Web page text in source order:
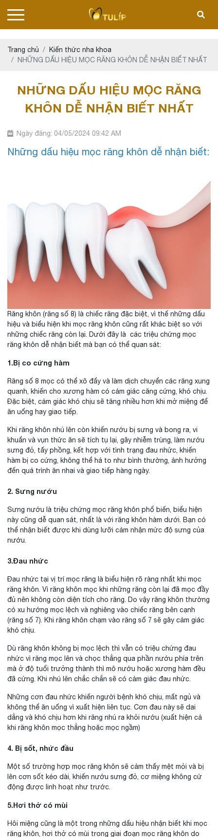
Trang chủ
Kiến thức nha khoa
NHỮNG DẤU HIỆU MỌC RĂNG KHÔN DỄ NHẬN BIẾT NHẤT
NHỮNG DẤU HIỆU MỌC RĂNG
KHÔN DỄ NHẬN BIẾT NHẤT
Ngày đăng: 04/05/2024 09:42 AM
Những dấu hiệu mọc răng khôn dễ nhận biết:
Răng khôn (răng số 8) là chiếc răng đặc biệt, vì thế những dấu
hiệu và biểu hiện khi mọc răng khôn cũng rất khác biệt so với
những chiếc răng còn lại. Dưới đây là các triệu chứng mọc
răng khôn dễ nhận biết mà bạn có thể quan sát:
1.Bị co cứng hàm
Răng số 8 mọc có thể xô đẩy và làm dịch chuyển các răng xung
quanh, khiến cho xương hàm có cảm giác căng cứng, khó chịu.
Đặc biệt, cảm giác khó chịu sẽ tăng nhiều hơn khi mở miệng để
ăn uống hay giao tiếp.
Khi răng khôn nhú lên còn khiến nướu bị sưng và bong ra, vi
khuẩn và vụn thức ăn sẽ tích tụ lại, gây nhiễm trùng, làm nướu
sưng đỏ, tấy phồng, kết hợp với tình trạng đau nhức, khiến
hàm bị co cứng, không thể há to như bình thường, ảnh hưởng
đến quá trình ăn nhai và giao tiếp hàng ngày.
2. Sưng nướu
Sưng nướu là triệu chứng mọc răng khôn phổ biến, biểu hiện
này cũng dễ quan sát, nhất là với răng khôn hàm dưới. Bạn có
thể nhận biết được khi dùng lưỡi cảm nhận mức độ sưng của
nướu.
3.Đau nhức
Đau nhức tại vị trí mọc răng là biểu hiện rõ ràng nhất khi mọc
răng khôn. Vì răng khôn mọc khi những răng còn lại đã mọc đầy
đủ nên không còn diện tích cho răng. Do vậy răng khôn thường
có xu hướng mọc lệch và nghiêng vào chiếc răng bên cạnh
(răng số 7). Khi răng khôn chạm vào răng số 7 sẽ gây cảm giác
khó chịu.
Dù răng khôn không bị mọc lệch thì vẫn có triệu chứng đau
nhức vì răng mọc lên và chọc thẳng qua phần nướu phía trên
mà ở độ tuổi trưởng thành thì mô nướu hoặc xương hàm đều
đã cứng. Khi nhú lên chắc chắn sẽ có cảm giác đau nhức.
Những cơn đau nhức khiến người bệnh khó chịu, mất ngủ và
không thể ăn uống vì xuất hiện liên tục. Cơn đau này sẽ dai
dẳng và khó chịu hơn khi răng nhú ra khỏi nướu (xuất hiện cả
khi răng khôn mọc thẳng hoặc mọc ngầm)
4. Bị sốt, nhức đầu
Một số trường hợp mọc răng khôn sẽ cảm thấy mệt mỏi và bị
lên cơn sốt kéo dài, khiến nướu sưng đỏ, cơ miệng không cử
động được linh hoạt như trước.
5.Hơi thở có mùi
Hôi miệng cũng là một trong những dấu hiệu nhận biết khi mọc
răng khôn, hơi thở có mùi trong giai đoạn mọc răng khôn do